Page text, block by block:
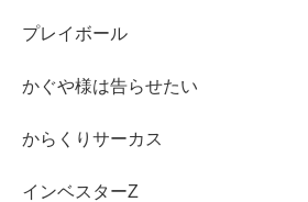
プレイボール
かぐや様は告らせたい
からくりサーカス
インベスターZ